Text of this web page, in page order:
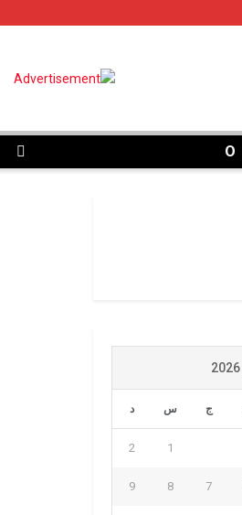
O
ج س د
1
2
7
8
9